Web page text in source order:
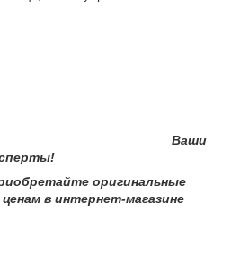
оригинальные
в интернет-магазине